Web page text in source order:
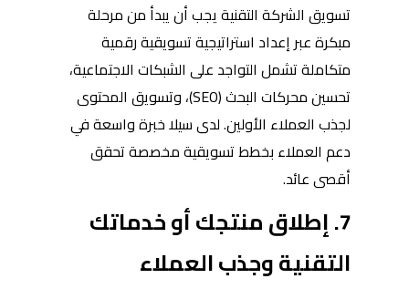
تسويق الشركة التقنية يجب أن يبدأ من مرحلة
مبكرة عبر إعداد استراتيجية تسويقية رقمية
متكاملة تشمل التواجد على الشبكات الاجتماعية،
تحسين محركات البحث (SEO)، وتسويق المحتوى
لجذب العملاء الأولين. لدى سيلا خبرة واسعة في
دعم العملاء بخطط تسويقية مخصصة تحقق
أقصى عائد.
7. إطلاق منتجك أو خدماتك
التقنية وجذب العملاء